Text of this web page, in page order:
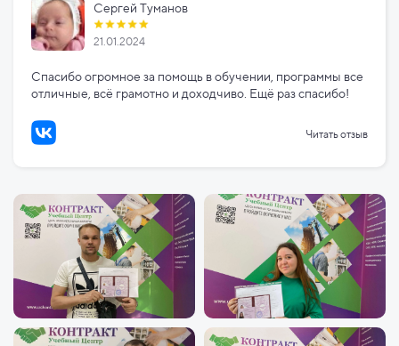
Сергей Туманов
21.01.2024
Спасибо огромное за помощь в обучении, программы все
отличные, всё грамотно и доходчиво. Ещё раз спасибо!
Читать отзыв